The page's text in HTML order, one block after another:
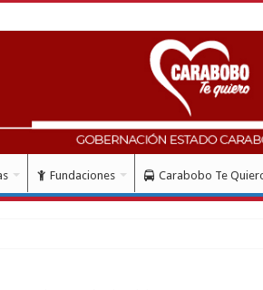
Fundaciones Carabobo Te
de reconstrucción de viviendas en